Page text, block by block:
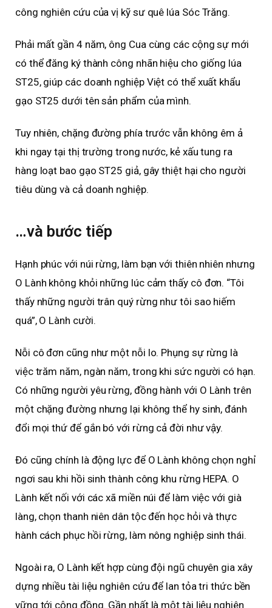
công nghiên cứu của vị kỹ sư quê lúa Sóc Trăng.
Phải mất gần 4 năm, ông Cua cùng các cộng sự mới
có thể đăng ký thành công nhãn hiệu cho giống lúa
ST25, giúp các doanh nghiệp Việt có thể xuất khẩu
gạo ST25 dưới tên sản phẩm của mình.
Tuy nhiên, chặng đường phía trước vẫn không êm ả
khi ngay tại thị trường trong nước, kẻ xấu tung ra
hàng loạt bao gạo ST25 giả, gây thiệt hại cho người
tiêu dùng và cả doanh nghiệp.
…và bước tiếp
Hạnh phúc với núi rừng, làm bạn với thiên nhiên nhưng
O Lành không khỏi những lúc cảm thấy cô đơn. “Tôi
thấy những người trân quý rừng như tôi sao hiếm
quá”, O Lành cười.
Nỗi cô đơn cũng như một nỗi lo. Phụng sự rừng là
việc trăm năm, ngàn năm, trong khi sức người có hạn.
Có những người yêu rừng, đồng hành với O Lành trên
một chặng đường nhưng lại không thể hy sinh, đánh
đổi mọi thứ để gắn bó với rừng cả đời như vậy.
Đó cũng chính là động lực để O Lành không chọn nghỉ
ngơi sau khi hồi sinh thành công khu rừng HEPA. O
Lành kết nối với các xã miền núi để làm việc với già
làng, chọn thanh niên dân tộc đến học hỏi và thực
hành cách phục hồi rừng, làm nông nghiệp sinh thái.
Ngoài ra, O Lành kết hợp cùng đội ngũ chuyên gia xây
dựng nhiều tài liệu nghiên cứu để lan tỏa tri thức bền
vững tới cộng đồng. Gần nhất là một tài liệu nghiên